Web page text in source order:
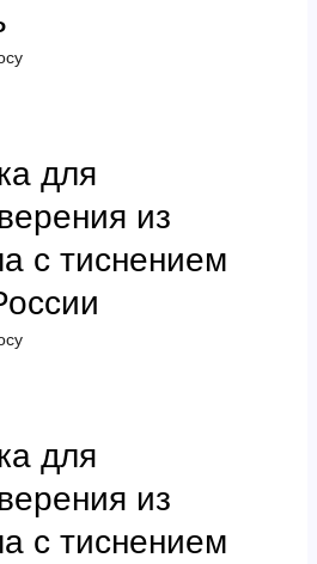
для
из
с тиснением
для
из
с тиснением